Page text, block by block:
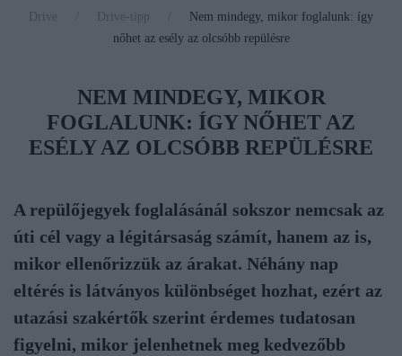
Drive Drive-tipp
Nem mindegy, mikor foglalunk: így
nőhet az esély az olcsóbb repülésre
NEM MINDEGY, MIKOR
FOGLALUNK: ÍGY NŐHET AZ
ESÉLY AZ OLCSÓBB REPÜLÉSRE
A repülőjegyek foglalásánál sokszor nemcsak az
úti cél vagy a légitársaság számít, hanem az is,
mikor ellenőrizzük az árakat. Néhány nap
eltérés is látványos különbséget hozhat, ezért az
utazási szakértők szerint érdemes tudatosan
figyelni, mikor jelenhetnek meg kedvezőbb